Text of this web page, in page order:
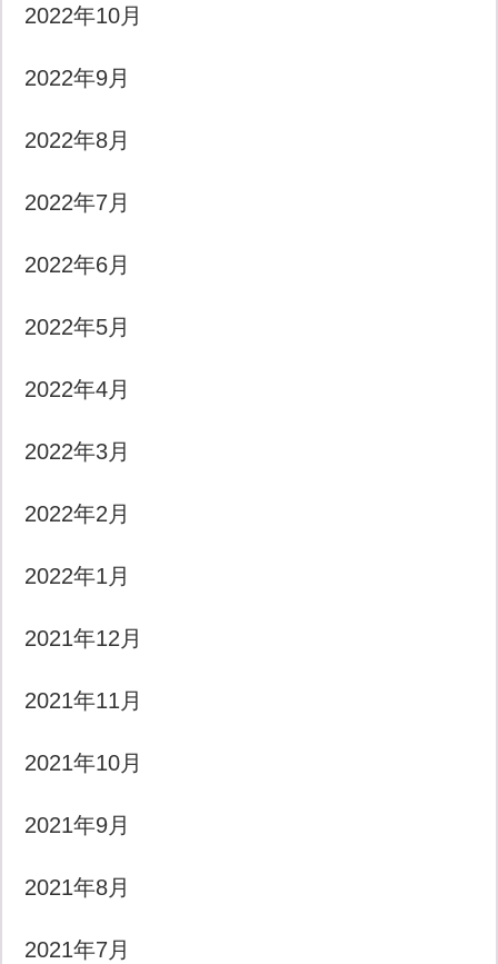
2022年10月
2022年9月
2022年8月
2022年7月
2022年6月
2022年5月
2022年4月
2022年3月
2022年2月
2022年1月
2021年12月
2021年11月
2021年10月
2021年9月
2021年8月
2021年7月